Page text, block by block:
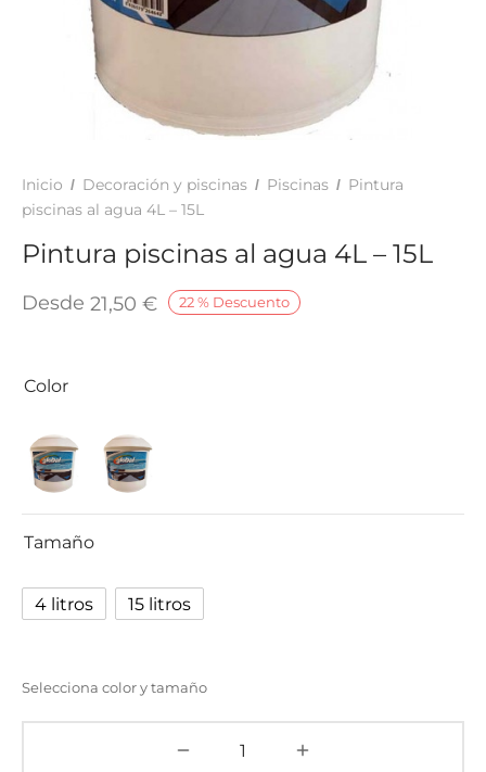
Inicio / Decoración y piscinas / Piscinas / Pintura
piscinas al agua 4L – 15L
Pintura piscinas al agua 4L – 15L
22% Descuento
Desde 21,50 €
Color
Tamaño
4 litros 15 litros
Selecciona color y tamaño
ADHESIVOS Y COLAS
Y SUELOS
TINTES Y MANUALIDADES